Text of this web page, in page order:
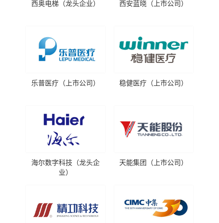
西奥电梯（龙头企业）
乐普医疗（上市公司）
海尔数字科技（龙头企
业）
西安蓝晓（上市公司）
稳健医疗（上市公司）
天能集团（上市公司）